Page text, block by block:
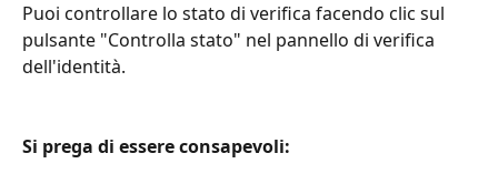
Puoi controllare lo stato di verifica facendo clic sul
pulsante "Controlla stato" nel pannello di verifica
dell'identità.
Si prega di essere consapevoli: